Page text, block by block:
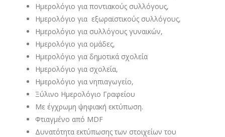
Ημερολόγιο για ποντιακούς συλλόγους,
Ημερολόγιο για εξωραϊστικούς συλλόγους,
Ημερολόγιο για συλλόγους γυναικών,
Ημερολόγιο για ομάδες,
Ημερολόγιο για δημοτικά σχολεία
Ημερολόγιο για σχολεία,
Ημερολόγιο για νηπιαγωγείο,
Ξύλινο Ημερολόγιο Γραφείου
Με έγχρωμη ψηφιακή εκτύπωση.
Φτιαγμένο από MDF
Δυνατότητα εκτύπωσης των στοιχείων του